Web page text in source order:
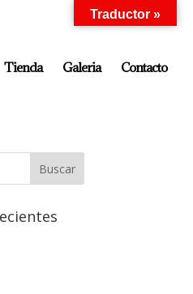
Tienda Galeria Contacto
Traductor »